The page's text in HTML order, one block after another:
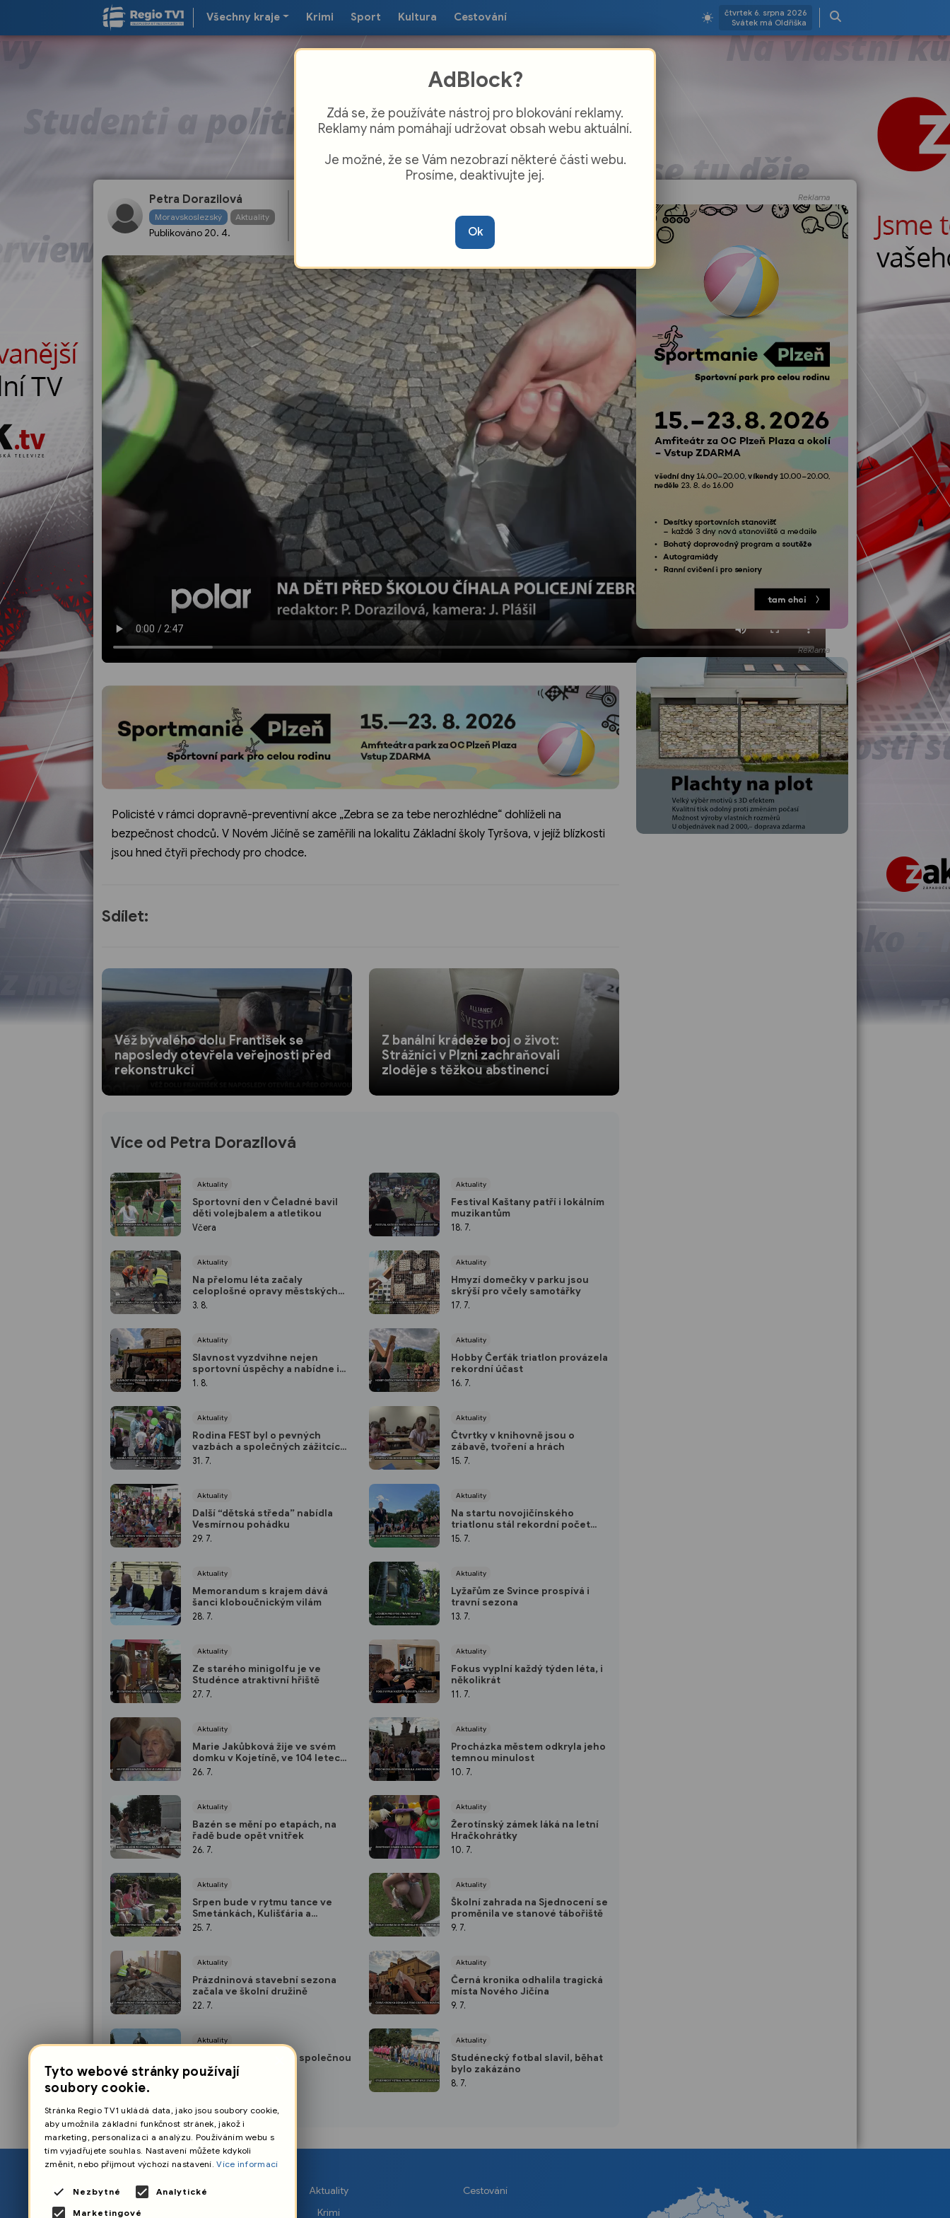
Všechny kraje Krimi Sport Kultura Cestování
čtvrtek 6. srpna 2026
Svátek má Oldřiška
Petra Dorazilová
Moravskoslezský Aktuality
Publikováno 20. 4.
Policisté v rámci dopravně-preventivní akce „Zebra se za tebe nerozhlédne“ dohlíželi na
bezpečnost chodců. V Novém Jičíně se zaměřili na lokalitu Základní školy Tyršova, v jejíž blízkosti
jsou hned čtyři přechody pro chodce.
Sdílet:
Věž bývalého dolu František se
naposledy otevřela veřejnosti před
rekonstrukcí
Z banální krádeže boj o život:
Strážníci v Plzni zachraňovali
zloděje s těžkou abstinencí
Více od Petra Dorazilová
Aktuality
Sportovní den v Čeladné bavil
děti volejbalem a atletikou
Včera
Aktuality
Na přelomu léta začaly
celoplošné opravy městských
silnic a chodníků
3. 8.
Aktuality
Slavnost vyzdvihne nejen
sportovní úspěchy a nabídne i
adrenalinovou zábavu
1. 8.
Aktuality
Rodina FEST byl o pevných
vazbách a společných zážitcích
dětí a dospělých
31. 7.
Aktuality
Další “dětská středa” nabídla
Vesmírnou pohádku
29. 7.
Aktuality
Memorandum s krajem dává
šanci kloboučnickým vilám
28. 7.
Aktuality
Ze starého minigolfu je ve
Studénce atraktivní hřiště
27. 7.
Aktuality
Marie Jakůbková žije ve svém
domku v Kojetíně, ve 104 letech
je nejstarší obyvatelkou Nového
26. 7.
Aktuality
Bazén se mění po etapách, na
řadě bude opět vnitřek
26. 7.
Aktuality
Srpen bude v rytmu tance ve
Smetánkách, Kulišťária a
Čechomoru
25. 7.
Aktuality
Prázdninová stavební sezona
začala ve školní družině
22. 7.
Aktuality
Město a kraj naznačili společnou
vizi Hückelových vil
Aktuality
Festival Kaštany patří i lokálním
muzikantům
18. 7.
Aktuality
Hmyzí domečky v parku jsou
skrýší pro včely samotářky
17. 7.
Aktuality
Hobby Čerťák triatlon provázela
rekordní účast
16. 7.
Aktuality
Čtvrtky v knihovně jsou o
zábavě, tvoření a hrách
15. 7.
Aktuality
Na startu novojičínského
triatlonu stál rekordní počet
hobíků
15. 7.
Aktuality
Lyžařům ze Svince prospívá i
travní sezona
13. 7.
Aktuality
Fokus vyplní každý týden léta, i
několikrát
11. 7.
Aktuality
Procházka městem odkryla jeho
temnou minulost
10. 7.
Aktuality
Žerotínský zámek láká na letní
Hračkohrátky
10. 7.
Aktuality
Školní zahrada na Sjednocení se
proměnila ve stanové tábořiště
9. 7.
Aktuality
Černá kronika odhalila tragická
místa Nového Jičína
9. 7.
Aktuality
Studénecký fotbal slavil, běhat
bylo zakázáno
8. 7.
Reklama
Reklama
O nás
Nastavení cookies
Aktuality
Krimi
Cestování
AdBlock?
Zdá se, že používáte nástroj pro blokování reklamy.
Reklamy nám pomáhají udržovat obsah webu aktuální.
Je možné, že se Vám nezobrazí některé části webu.
Prosíme, deaktivujte jej.
Ok
Tyto webové stránky používají
soubory cookie.
Stránka Regio TV1 ukládá data, jako jsou soubory cookie,
aby umožnila základní funkčnost stránek, jakož i
marketing, personalizaci a analýzu. Používáním webu s
tím vyjadřujete souhlas. Nastavení můžete kdykoli
změnit, nebo přijmout výchozí nastavení.Více informací
Nezbytné
Analytické
Marketingové